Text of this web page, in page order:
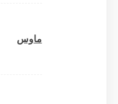
ماوس